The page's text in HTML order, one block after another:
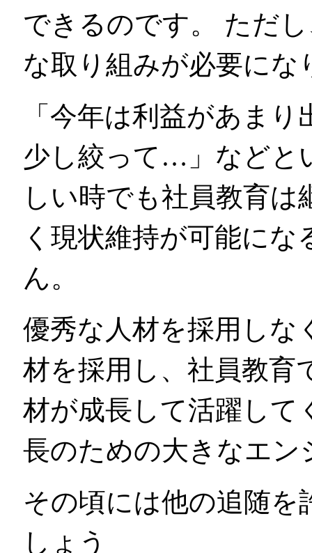
できるのです。 ただ
な取り組みが必要にな
「今年は利益があま
少し絞って…」などと
しい時でも社員教育
く現状維持が可能に
ん。
優秀な人材を採用しな
材を採用し、社員教育
材が成長して活躍して
長のための大きなエ
その頃には他の追随
しょう